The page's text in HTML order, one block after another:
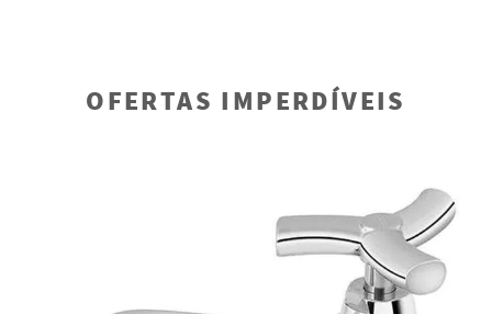
OFERTAS IMPERDÍVEIS